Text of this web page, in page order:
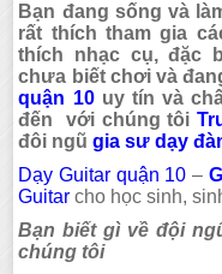
Bạn đang sống và
rất thích tham gia
thích nhạc cụ, đặc
chưa biết chơi và
quận 10uy tín và
đến với chúng tôi
đôi ngũgia sư dạy
Dạy Guitar quận 10 –
Guitar cho học sinh,
Bạn biết gì về đội
chúng tôi